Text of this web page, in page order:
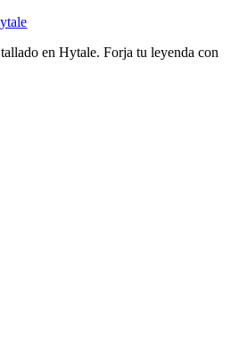
en Hytale. Forja tu leyenda con